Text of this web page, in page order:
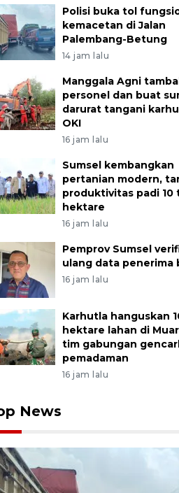
Polisi buka tol
kemacetan di Jalan
Palembang-Betung
14 jam lalu
Manggala Agni
personel dan buat
darurat tangani
OKI
16 jam lalu
Sumsel kembangkan
pertanian modern,
produktivitas padi 10
hektare
16 jam lalu
Pemprov Sumsel
ulang data penerima
16 jam lalu
Karhutla hanguskan
hektare lahan di
tim gabungan
pemadaman
16 jam lalu
News